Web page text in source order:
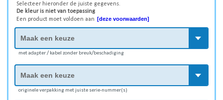
Selecteer hieronder de juiste gegevens.
De kleur is niet van toepassing
Een product moet voldoen aan [deze voorwaarden]
met adapter / kabel zonder breuk/beschadiging
originele verpakking met juiste serie-nummer(s)